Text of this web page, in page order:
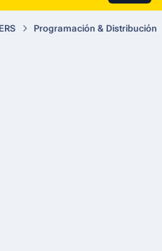
Programación & Distribución